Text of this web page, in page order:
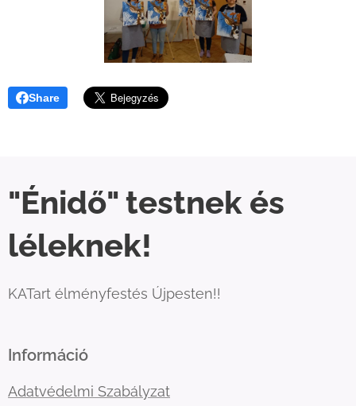
Share
"Énidő" testnek és
léleknek!
KATart élményfestés Újpesten!!
Információ
Adatvédelmi Szabályzat